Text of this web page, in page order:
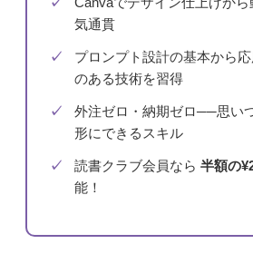
Canvaでデザイン仕上げか
気通貫
プロンプト設計の基本から
のある技術を習得
外注ゼロ・納期ゼロ──思い
形にできるスキル
読書クラブ会員なら 半額の
能！